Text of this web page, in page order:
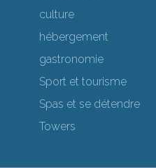
culture
hébergement
gastronomie
Sport et tourisme
Spas et se détendre
Towers